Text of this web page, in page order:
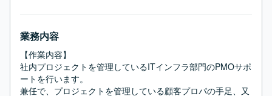
業務内容
【作業内容】
社内プロジェクトを管理しているITインフラ部門のPMOサポ
ートを行います。
兼任で、プロジェクトを管理している顧客プロパの手足、又